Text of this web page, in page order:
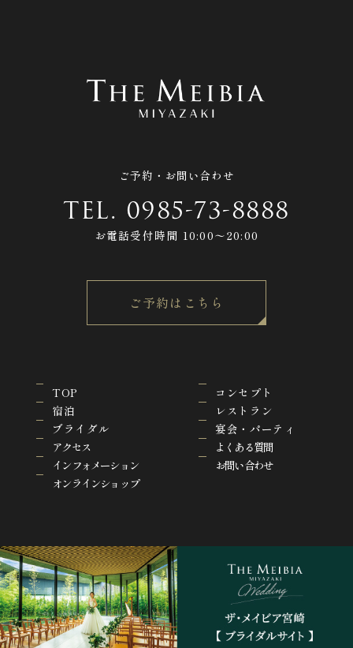
ご予約・お問い合わせ
TEL. 0985-73-8888
お電話受付時間 10:00〜20:00
ご予約はこちら
TOP
コンセプト
宿泊
レストラン
ブライダル
宴会・パーティ
アクセス
よくある質問
インフォメーション
お問い合わせ
オンラインショップ